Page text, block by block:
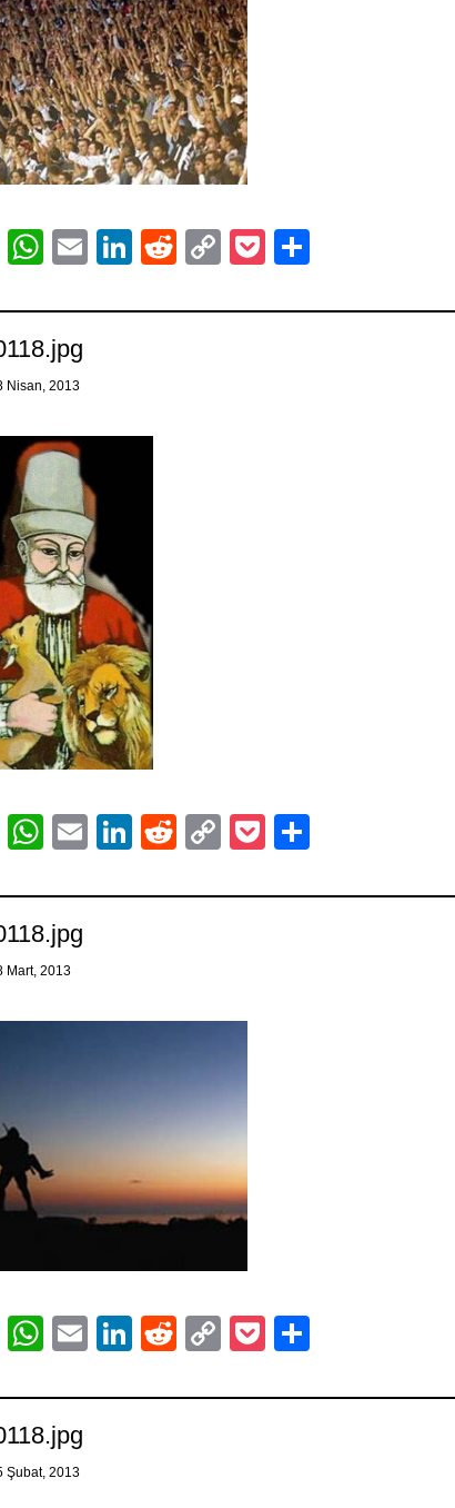
TwitterWhatsApp
EmailLinkedIn
RedditCopyPocket
Nisan, 2013
TwitterWhatsApp
EmailLinkedIn
RedditCopyPocket
Mart, 2013
TwitterWhatsApp
EmailLinkedIn
RedditCopyPocket
Şubat, 2013